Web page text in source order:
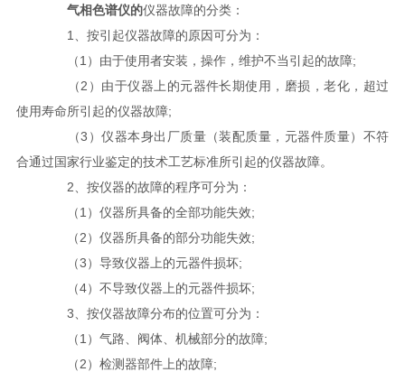
气相色谱仪的仪器故障的分类：
1、按引起仪器故障的原因可分为：
（1）由于使用者安装，操作，维护不当引起的故障;
（2）由于仪器上的元器件长期使用，磨损，老化，超过
使用寿命所引起的仪器故障;
（3）仪器本身出厂质量（装配质量，元器件质量）不符
合通过国家行业鉴定的技术工艺标准所引起的仪器故障。
2、按仪器的故障的程序可分为：
（1）仪器所具备的全部功能失效;
（2）仪器所具备的部分功能失效;
（3）导致仪器上的元器件损坏;
（4）不导致仪器上的元器件损坏;
3、按仪器故障分布的位置可分为：
（1）气路、阀体、机械部分的故障;
（2）检测器部件上的故障;